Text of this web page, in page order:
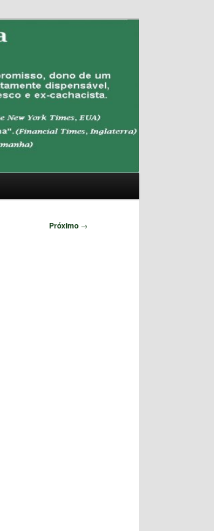
Próximo →